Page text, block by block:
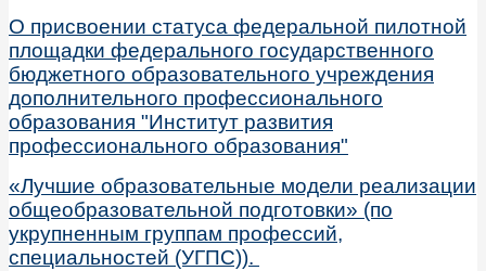
О присвоении статуса федеральной пилотной
площадки федерального государственного
бюджетного образовательного учреждения
дополнительного профессионального
образования "Институт развития
профессионального образования"
«Лучшие образовательные модели реализации
общеобразовательной подготовки» (по
укрупненным группам профессий,
специальностей (УГПС)).